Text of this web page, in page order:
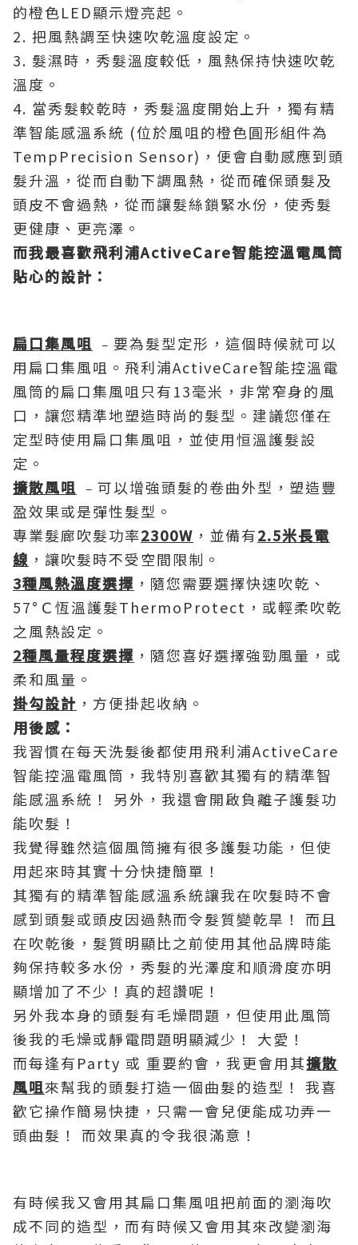
的橙色LED顯示燈亮起。
2. 把風熱調至快速吹乾溫度設定。
3. 髮濕時，秀髮溫度較低，風熱保持快速吹乾
溫度。
4. 當秀髮較乾時，秀髮溫度開始上升，獨有精
準智能感溫系統 (位於風咀的橙色圓形組件為
TempPrecision Sensor)，便會自動感應到頭
髮升溫，從而自動下調風熱，從而確保頭髮及
頭皮不會過熱，從而讓髮絲鎖緊水份，使秀髮
更健康、更亮澤。
而我最喜歡飛利浦ActiveCare智能控溫電風筒
貼心的設計：
扁口集風咀 ﹣要為髮型定形，這個時候就可以
用扁口集風咀。飛利浦ActiveCare智能控溫電
風筒的扁口集風咀只有13毫米，非常窄身的風
口，讓您精準地塑造時尚的髮型。建議您僅在
定型時使用扁口集風咀，並使用恒溫護髮設
定。
擴散風咀 ﹣可以增強頭髮的卷曲外型，塑造豐
盈效果或是彈性髮型。
專業髮廊吹髮功率2300W ，並備有2.5米長電
線 ，讓吹髮時不受空間限制。
3種風熱溫度選擇 ，隨您需要選擇快速吹乾、
57°Ｃ恆溫護髮ThermoProtect，或輕柔吹乾
之風熱設定。
2種風量程度選擇 ，隨您喜好選擇強勁風量，或
柔和風量。
掛勾設計 ，方便掛起收納。
用後感：
我習慣在每天洗髮後都使用飛利浦ActiveCare
智能控溫電風筒，我特別喜歡其獨有的精準智
能感溫系統！ 另外，我還會開啟負離子護髮功
能吹髮！
我覺得雖然這個風筒擁有很多護髮功能，但使
用起來時其實十分快捷簡單！
其獨有的精準智能感溫系統讓我在吹髮時不會
感到頭髮或頭皮因過熱而令髮質變乾旱！ 而且
在吹乾後，髮質明顯比之前使用其他品牌時能
夠保持較多水份，秀髮的光澤度和順滑度亦明
顯增加了不少！真的超讚呢！
另外我本身的頭髮有毛燥問題，但使用此風筒
後我的毛燥或靜電問題明顯減少！ 大愛！
而每逢有Party 或 重要約會，我更會用其擴散
風咀來幫我的頭髮打造一個曲髮的造型！ 我喜
歡它操作簡易快捷，只需一會兒便能成功弄一
頭曲髮！ 而效果真的令我很滿意！
有時候我又會用其扁口集風咀把前面的瀏海吹
成不同的造型，而有時候又會用其來改變瀏海